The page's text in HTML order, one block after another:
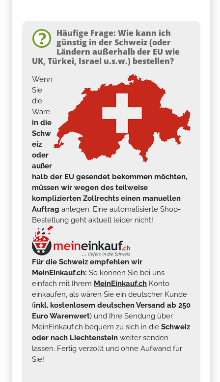
Häufige Frage: Wie kann ich
günstig in der Schweiz (oder
Ländern außerhalb der EU wie
UK, Türkei, Israel u.s.w.) bestellen?
Wenn
Sie
die
Ware
in die
Schw
eiz
oder
außer
halb der EU gesendet bekommen möchten,
müssen wir wegen des teilweise
komplizierten Zollrechts einen manuellen
Auftrag anlegen. Eine automatisierte Shop-
Bestellung geht aktuell leider nicht!
Für die Schweiz empfehlen wir
MeinEinkauf.ch: So können Sie bei uns
einfach mit Ihrem MeinEinkauf.ch Konto
einkaufen, als wären Sie ein deutscher Kunde
(inkl. kostenlosem deutschen Versand ab 250
Euro Warenwert) und Ihre Sendung über
MeinEinkauf.ch bequem zu sich in die Schweiz
oder nach Liechtenstein weiter senden
lassen. Fertig verzollt und ohne Aufwand für
Sie!